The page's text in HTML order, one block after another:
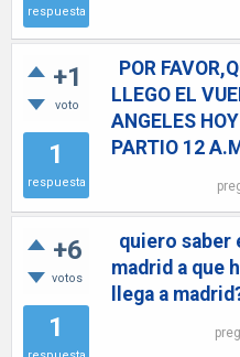
respuesta
+1
voto
1
respuesta
POR
LLEGO EL
ANGELES
PARTIO 12
+6
votos
1
quiero saber
madrid a que
llega a